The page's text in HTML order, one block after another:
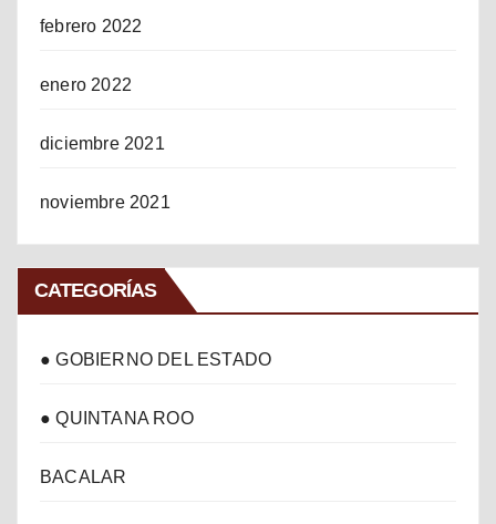
febrero 2022
enero 2022
diciembre 2021
noviembre 2021
CATEGORÍAS
● GOBIERNO DEL ESTADO
● QUINTANA ROO
BACALAR